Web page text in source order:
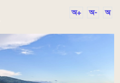
অ+ অ- অ